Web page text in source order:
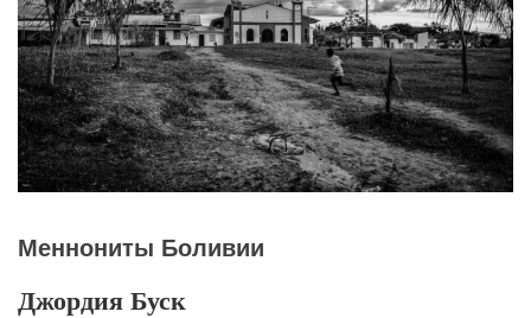
Меннониты Боливии
Джордия Буск